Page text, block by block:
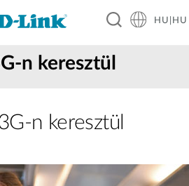
HU|HU
n keresztül
keresztül